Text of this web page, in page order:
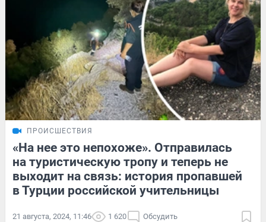
ПРОИСШЕСТВИЯ
«На нее это непохоже». Отправилась
на туристическую тропу и теперь не
выходит на связь: история пропавшей
в Турции российской учительницы
21 августа, 2024, 11:46 1 620 Обсудить